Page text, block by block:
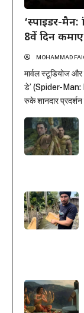
‘स्पाइडर-मैन:
8वें दिन
MOHAMMAD
मार्वल स्टूडियोज
डे’ (Spider-Man:
रुके शानदार
बनाए रखी है।